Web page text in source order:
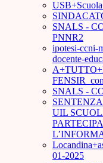
SNALS -
PNNR2
ipotesi-ccni-
docente-
SNALS -
UIL
01-2025